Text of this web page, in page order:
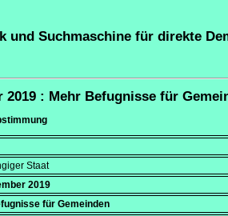
und Suchmaschine für direkte
2019 : Mehr Befugnisse für
Staat
2019
für Gemeinden